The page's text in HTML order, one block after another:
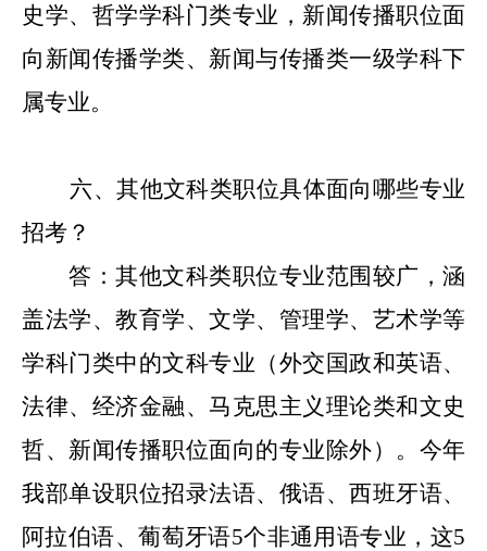
史学、哲学学科门类专业，新闻传播职位面
向新闻传播学类、新闻与传播类一级学科下
属专业。
六、其他文科类职位具体面向哪些专业
招考？
答：其他文科类职位专业范围较广，涵
盖法学、教育学、文学、管理学、艺术学等
学科门类中的文科专业（外交国政和英语、
法律、经济金融、马克思主义理论类和文史
哲、新闻传播职位面向的专业除外）。 今年
我部单设职位招录法语、俄语、西班牙语、
阿拉伯语、葡萄牙语5个非通用语专业，这5